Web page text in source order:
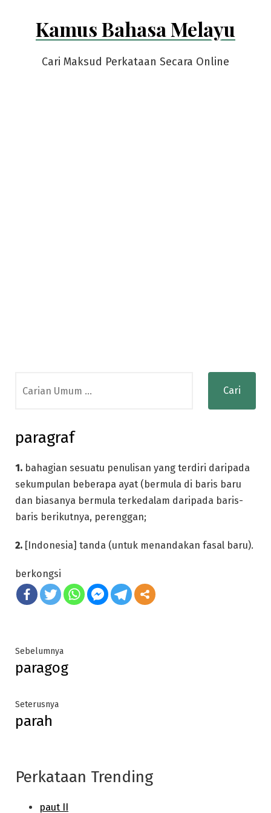
Kamus Bahasa Melayu
Cari Maksud Perkataan Secara Online
for:
paragraf
1. bahagian sesuatu penulisan yang terdiri daripada
sekumpulan beberapa ayat (bermula di baris baru
dan biasanya bermula terkedalam daripada baris-
baris berikutnya, perenggan;
2. [Indonesia] tanda (untuk menandakan fasal baru).
berkongsi
Post
navigation
SebelumnyaPrevious
post:
paragog
SeterusnyaNext
parah
Perkataan Trending